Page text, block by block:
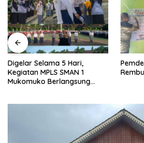
Digelar Selama 5 Hari,
Kegiatan MPLS SMAN 1
Mukomuko Berlangsung